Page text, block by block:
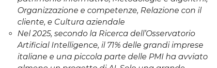
Organizzazione e competenze, Relazione con il
cliente, e Cultura aziendale
Nel 2025, secondo la Ricerca dell’Osservatorio
Artificial Intelligence, il 71% delle grandi imprese
italiane e una piccola parte delle PMI ha avviato